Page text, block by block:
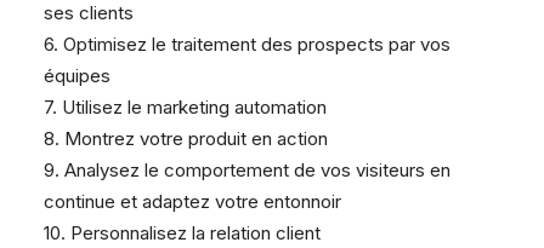
ses clients
6. Optimisez le traitement des prospects par vos
équipes
7. Utilisez le marketing automation
8. Montrez votre produit en action
9. Analysez le comportement de vos visiteurs en
continue et adaptez votre entonnoir
10. Personnalisez la relation client